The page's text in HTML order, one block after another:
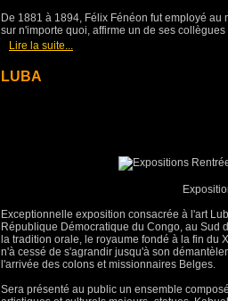
De 1881 à 1894, Félix Fénéon fut employé
sur n'importe quoi, affirme un de ses
Lire la suite...
LUBA
Exceptionnelle exposition consacrée à l'art
République Démocratique du Congo, au Sud
la tradition orale, le royaume fondé à la fin du
n'à cessé de s'agrandir jusqu'à son
l'arrivée des colons et missionnaires Belges.
Sera présenté au public un ensemble